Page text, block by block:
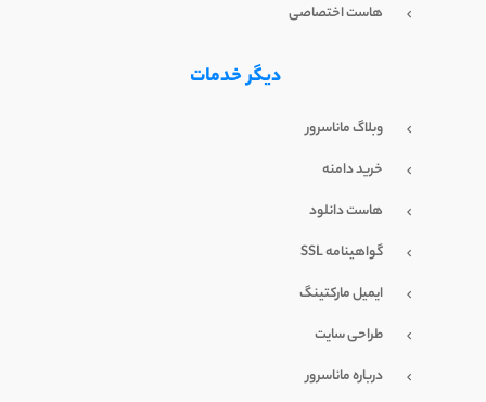
هاست اختصاصی
دیگر خدمات
وبلاگ ماناسرور
خرید دامنه
هاست دانلود
گواهینامه SSL
ایمیل مارکتینگ
طراحی سایت
درباره ماناسرور